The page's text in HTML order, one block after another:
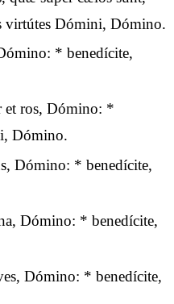
virtútes Dómini, Dómino.
* benedícite,
et ros, Dómino: *
Dómino.
Dómino: * benedícite,
Dómino: * benedícite,
Dómino: * benedícite,